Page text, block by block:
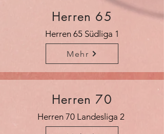
Herren 65
Herren 65 Südliga 1
Mehr
Herren 70
Herren 70 Landesliga 2